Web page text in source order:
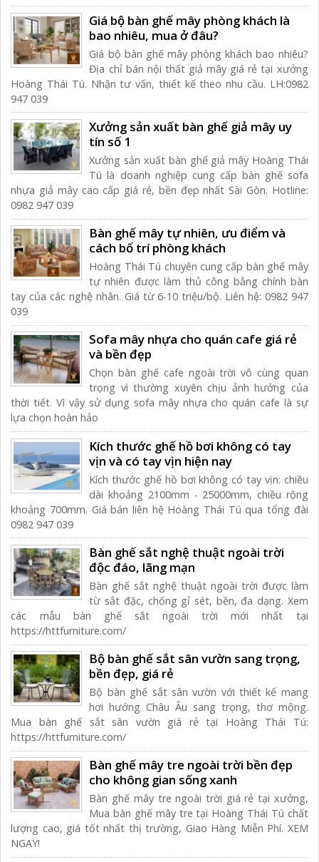
Giá bộ bàn ghế mây phòng khách là
bao nhiêu, mua ở đâu?
Giá bộ bàn ghế mây phòng khách bao nhiêu?
Địa chỉ bán nội thất giả mây giá rẻ tại xưởng
Hoàng Thái Tú. Nhận tư vấn, thiết kế theo nhu cầu. LH:0982
947 039
Xưởng sản xuất bàn ghế giả mây uy
tín số 1
Xưởng sản xuất bàn ghế giả mây Hoàng Thái
Tú là doanh nghiệp cung cấp bàn ghế sofa
nhựa giả mây cao cấp giá rẻ, bền đẹp nhất Sài Gòn. Hotline:
0982 947 039
Bàn ghế mây tự nhiên, ưu điểm và
cách bố trí phòng khách
Hoàng Thái Tú chuyên cung cấp bàn ghế mây
tự nhiên được làm thủ công bằng chính bàn
tay của các nghệ nhân. Giá từ 6-10 triệu/bộ. Liên hệ: 0982 947
039
Sofa mây nhựa cho quán cafe giá rẻ
và bền đẹp
Chọn bàn ghế cafe ngoài trời vô cùng quan
trọng vì thường xuyên chịu ảnh hưởng của
thời tiết. Vì vậy sử dụng sofa mây nhựa cho quán cafe là sự
lựa chọn hoàn hảo
Kích thước ghế hồ bơi không có tay
vịn và có tay vịn hiện nay
Kích thước ghế hồ bơi không có tay vịn: chiều
dài khoảng 2100mm - 25000mm, chiều rộng
khoảng 700mm. Giá bán liên hệ Hoàng Thái Tú qua tổng đài
0982 947 039
Bàn ghế sắt nghệ thuật ngoài trời
độc đáo, lãng mạn
Bàn ghế sắt nghệ thuật ngoài trời được làm
từ sắt đặc, chống gỉ sét, bền, đa dạng. Xem
các mẫu bàn ghế sắt ngoài trời mới nhất tại
https://httfurniture.com/
Bộ bàn ghế sắt sân vườn sang trọng,
bền đẹp, giá rẻ
Bộ bàn ghế sắt sân vườn với thiết kế mang
hơi hướng Châu Âu sang trọng, thơ mộng.
Mua bàn ghế sắt sân vườn giá rẻ tại Hoàng Thái Tú:
https://httfurniture.com/
Bàn ghế mây tre ngoài trời bền đẹp
cho không gian sống xanh
Bàn ghế mây tre ngoài trời giá rẻ tại xưởng,
Mua bàn ghế mây tre tại Hoàng Thái Tú chất
lượng cao, giá tốt nhất thị trường, Giao Hàng Miễn Phí. XEM
NGAY!